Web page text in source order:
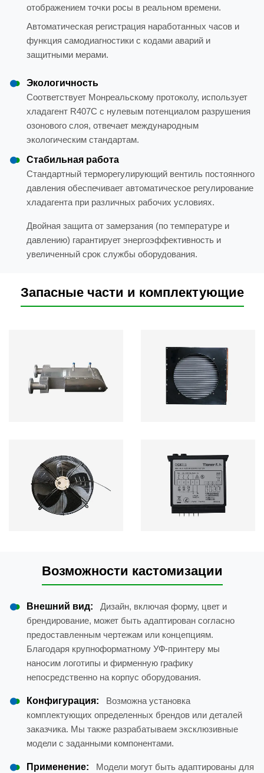
отображением точки росы в реальном времени.
Автоматическая регистрация наработанных часов и
функция самодиагностики с кодами аварий и
защитными мерами.
Экологичность
Соответствует Монреальскому протоколу, использует
хладагент R407C с нулевым потенциалом разрушения
озонового слоя, отвечает международным
экологическим стандартам.
Стабильная работа
Стандартный терморегулирующий вентиль постоянного
давления обеспечивает автоматическое регулирование
хладагента при различных рабочих условиях.
Двойная защита от замерзания (по температуре и
давлению) гарантирует энергоэффективность и
увеличенный срок службы оборудования.
Запасные части и комплектующие
Возможности кастомизации
Внешний вид:
Дизайн, включая форму, цвет и
брендирование, может быть адаптирован согласно
предоставленным чертежам или концепциям.
Благодаря крупноформатному УФ-принтеру мы
наносим логотипы и фирменную графику
непосредственно на корпус оборудования.
Конфигурация:
Возможна установка
комплектующих определенных брендов или деталей
заказчика. Мы также разрабатываем эксклюзивные
модели с заданными компонентами.
Применение:
Модели могут быть адаптированы для